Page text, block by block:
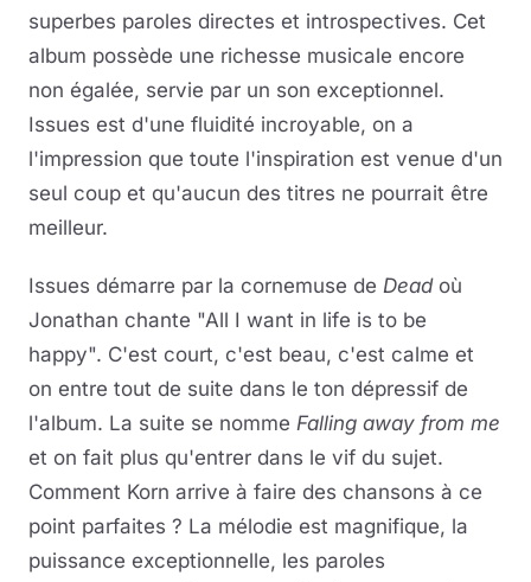
superbes paroles directes et introspectives. Cet
album possède une richesse musicale encore
non égalée, servie par un son exceptionnel.
Issues est d'une fluidité incroyable, on a
l'impression que toute l'inspiration est venue d'un
seul coup et qu'aucun des titres ne pourrait être
meilleur.
Issues démarre par la cornemuse de Deadoù
Jonathan chante "All I want in life is to be
happy". C'est court, c'est beau, c'est calme et
on entre tout de suite dans le ton dépressif de
l'album. La suite se nomme Falling away from me
et on fait plus qu'entrer dans le vif du sujet.
Comment Korn arrive à faire des chansons à ce
point parfaites ? La mélodie est magnifique, la
puissance exceptionnelle, les paroles